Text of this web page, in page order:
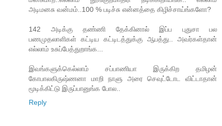
அடிமனசு வன்மம்..100 % படிச்சு என்னத்தை கிழிச்சாய்ங்களோ?
142 அடிக்கு தண்ணி தேக்கினால் இப்ப புதுசா பல
பணமுதலாளிகள் கட்டிய கட்டிடத்துக்கு ஆபத்து.. அவர்கள்தான்
எல்லாம் உசுப்பேத்துறாங்க...
இவங்களுக்கெல்லாம் சப்பாணியா இருக்கிற தமிழன்
கோபாலகிருஷ்ணனா மாறி நாளு அரை செவுட்டோட விட்டாதான்
மூடிக்கிட்டு இருப்பானுங்க போல..
Reply